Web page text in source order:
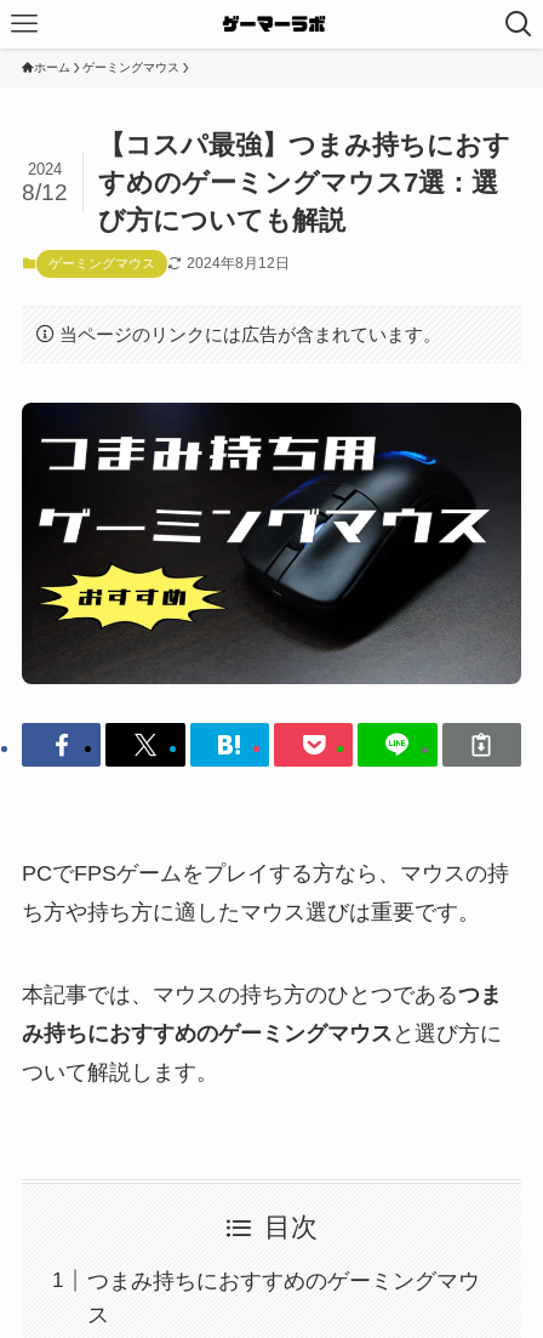
ホーム ゲーミングマウス
【コスパ最強】つまみ持ちにおす
すめのゲーミングマウス7選：選
び方についても解説
2024
8/12
ゲーミングマウス 2024年8月12日
当ページのリンクには広告が含まれています。
PCでFPSゲームをプレイする方なら、マウスの持
ち方や持ち方に適したマウス選びは重要です。
本記事では、マウスの持ち方のひとつであるつま
み持ちにおすすめのゲーミングマウス と選び方に
ついて解説します。
目次
つまみ持ちにおすすめのゲーミングマウ
ス